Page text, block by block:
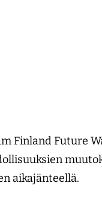
Finland Future
aikajänteellä.